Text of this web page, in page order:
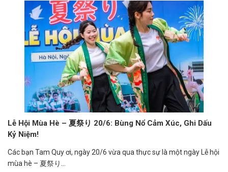
Lễ Hội Mùa Hè – 夏祭り 20/6: Bùng Nổ Cảm Xúc, Ghi Dấu
Kỷ Niệm!
Các bạn Tam Quy ơi, ngày 20/6 vừa qua thực sự là một ngày Lễ hội
mùa hè – 夏祭り...